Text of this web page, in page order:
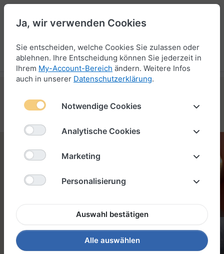
Menü Anmelden Vergleichen Wunschliste Warenkorb
VARIANTEN ENTDECKEN
EDITION: GIPFELGARN
PERSONALISIERTE
VERSCHLÜSSE
Ja, wir verwenden Cookies
Sie entscheiden, welche Cookies Sie zulassen oder
ablehnen. Ihre Entscheidung können Sie jederzeit in
Ihrem My-Account-Bereich ändern. Weitere Infos
auch in unserer Datenschutzerklärung.
Notwendige Cookies
Analytische Cookies
Marketing
Personalisierung
Auswahl bestätigen
Alle auswählen